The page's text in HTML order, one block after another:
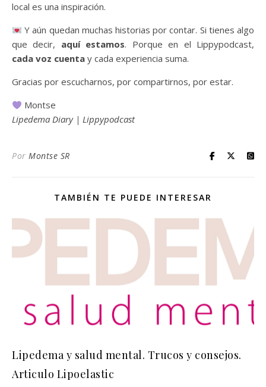
local es una inspiración.
Y aún quedan muchas historias por contar. Si tienes algo
que decir, aquí estamos. Porque en el Lippypodcast,
cada voz cuenta y cada experiencia suma.
Gracias por escucharnos, por compartirnos, por estar.
Montse
Lipedema Diary | Lippypodcast
Por Montse SR
TAMBIÉN TE PUEDE INTERESAR
Lipedema y salud mental. Trucos y consejos.
Articulo Lipoelastic